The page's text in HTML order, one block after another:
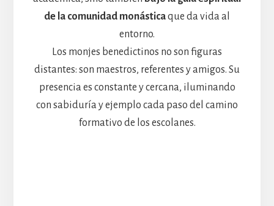
de la comunidad monásticaque da vida al
entorno.
Los monjes benedictinos no son figuras
distantes: son maestros, referentes y amigos. Su
presencia es constante y cercana, iluminando
con sabiduría y ejemplo cada paso del camino
formativo de los escolanes.